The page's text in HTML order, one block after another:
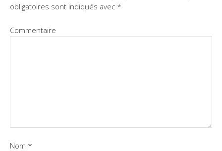
obligatoires sont indiqués avec *
Commentaire
Nom *